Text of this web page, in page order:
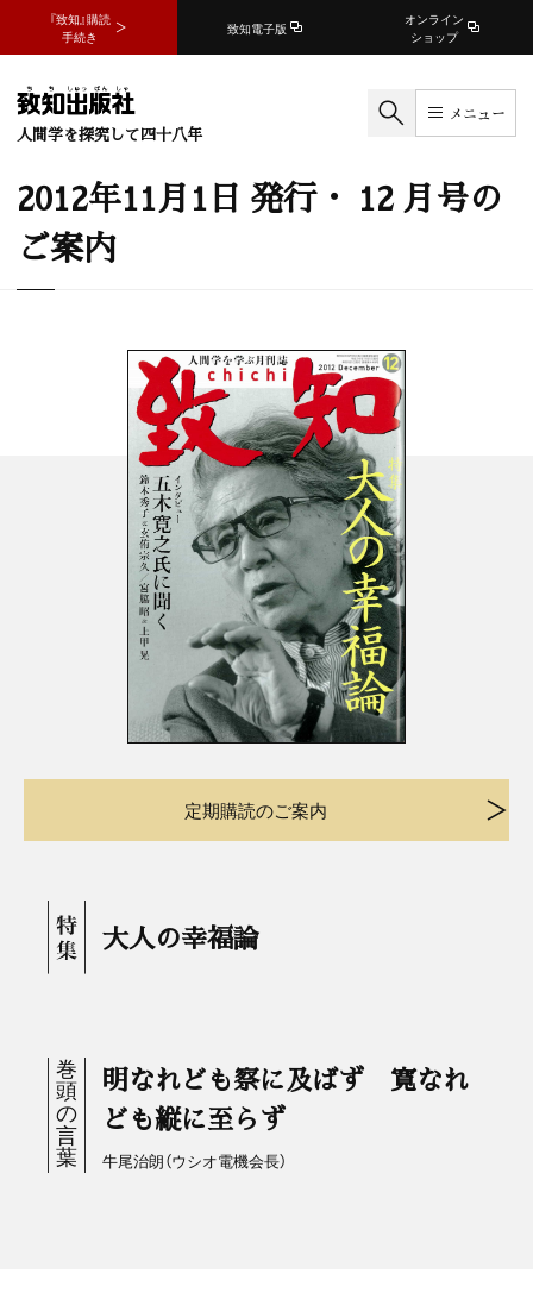
『致知』購読
手続き
致知電子版
オンライン
ショップ
人間学を探究して四十八年
メニュー
2012年11月1日 発行・ 12 月号の
ご案内
定期購読のご案内
大人の幸福論
明なれども察に及ばず 寛なれ
ども縦に至らず
牛尾治朗（ウシオ電機会長）